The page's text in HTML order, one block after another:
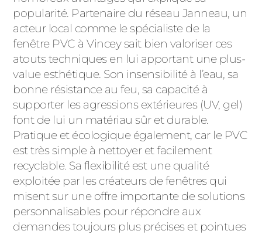
popularité. Partenaire du réseau Janneau, un
acteur local comme le spécialiste de la
fenêtre PVC à Vincey sait bien valoriser ces
atouts techniques en lui apportant une plus-
value esthétique. Son insensibilité à l’eau, sa
bonne résistance au feu, sa capacité à
supporter les agressions extérieures (UV, gel)
font de lui un matériau sûr et durable.
Pratique et écologique également, car le PVC
est très simple à nettoyer et facilement
recyclable. Sa flexibilité est une qualité
exploitée par les créateurs de fenêtres qui
misent sur une offre importante de solutions
personnalisables pour répondre aux
demandes toujours plus précises et pointues